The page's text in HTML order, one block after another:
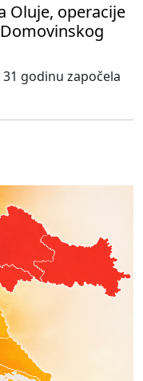
Oluje, operacije
godinu započela